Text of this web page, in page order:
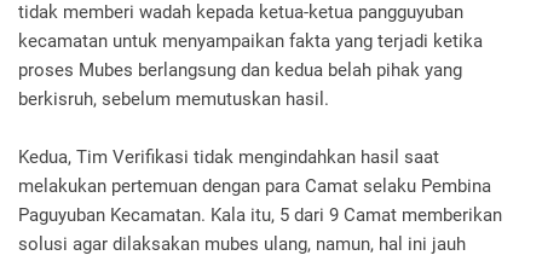
tidak memberi wadah kepada ketua-ketua pangguyuban
kecamatan untuk menyampaikan fakta yang terjadi ketika
proses Mubes berlangsung dan kedua belah pihak yang
berkisruh, sebelum memutuskan hasil.
Kedua, Tim Verifikasi tidak mengindahkan hasil saat
melakukan pertemuan dengan para Camat selaku Pembina
Paguyuban Kecamatan. Kala itu, 5 dari 9 Camat memberikan
solusi agar dilaksakan mubes ulang, namun, hal ini jauh